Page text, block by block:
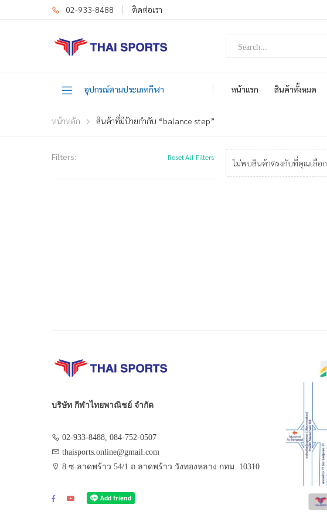
02-933-8488 ติดต่อเรา
อุปกรณ์ตามประเภทกีฬา หน้าแรก สินค้าทั้งหมด
หน้าหลัก สินค้าที่มีป้ายกำกับ “balance step”
Filters: Reset All Filters
ไม่พบสินค้าตรงกับที่คุณเลือก
บริษัท กีฬาไทยพาณิชย์ จำกัด
02-933-8488, 084-752-0507
thaisports.online@gmail.com
8 ซ.ลาดพร้าว 54/1 ถ.ลาดพร้าว วังทองหลาง กทม. 10310